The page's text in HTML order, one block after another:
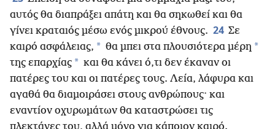
αυτός θα διαπράξει απάτη και θα σηκωθεί και θα
γίνει κραταιός μέσω ενός μικρού έθνους. 24 Σε
καιρό ασφάλειας, * θα μπει στα πλουσιότερα μέρη *
της επαρχίας * και θα κάνει ό,τι δεν έκαναν οι
πατέρες του και οι πατέρες τους. Λεία, λάφυρα και
αγαθά θα διαμοιράσει στους ανθρώπους· και
εναντίον οχυρωμάτων θα καταστρώσει τις